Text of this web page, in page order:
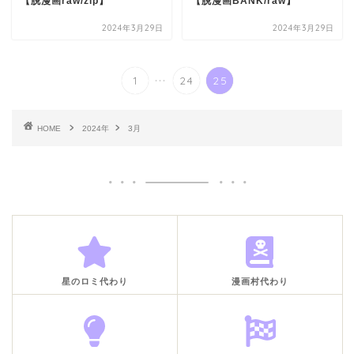
2024年3月29日 2024年3月29日
1 ... 24 25
HOME 2024年 3月
星のロミ代わり 漫画村代わり